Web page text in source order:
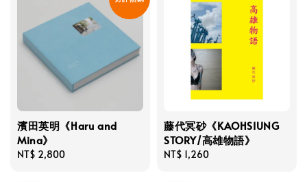
濱田英明《Haru and
Mina》
Regular
NT$ 2,800
藤代冥砂《KAOHSIUNG
STORY/高雄物語》
Regular
NT$ 1,260